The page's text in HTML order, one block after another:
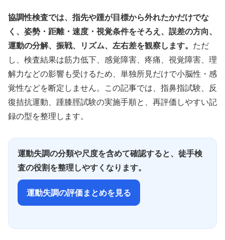
協調性検査では、指先や踵が目標から外れたかだけでな
く、姿勢・距離・速度・視覚条件をそろえ、誤差の方向、
運動の分解、振戦、リズム、左右差を観察します。 ただ
し、検査結果は筋力低下、感覚障害、疼痛、視覚障害、理
解力などの影響も受けるため、単独所見だけで小脳性・感
覚性などを断定しません。この記事では、指鼻指試験、反
復拮抗運動、踵膝脛試験の実施手順と、再評価しやすい記
録の型を整理します。
運動失調の分類や尺度を含めて確認すると、徒手検
査の役割を整理しやすくなります。
運動失調の評価まとめを見る